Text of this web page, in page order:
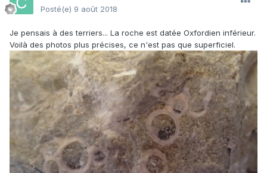
Posté(e) 9 août 2018
Je pensais à des terriers... La roche est datée Oxfordien inférieur.
Voilà des photos plus précises, ce n'est pas que superficiel.